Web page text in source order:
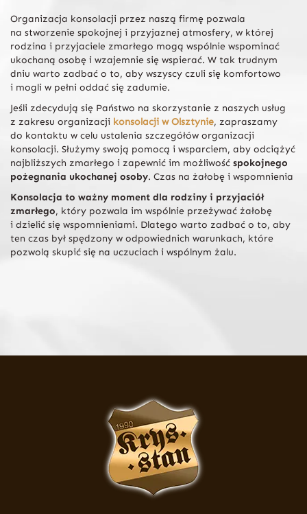
Organizacja konsolacji przez naszą firmę pozwala
na stworzenie spokojnej i przyjaznej atmosfery, w której
rodzina i przyjaciele zmarłego mogą wspólnie wspominać
ukochaną osobę i wzajemnie się wspierać. W tak trudnym
dniu warto zadbać o to, aby wszyscy czuli się komfortowo
i mogli w pełni oddać się zadumie.
Jeśli zdecydują się Państwo na skorzystanie z naszych usług
z zakresu organizacji konsolacji w Olsztynie, zapraszamy
do kontaktu w celu ustalenia szczegółów organizacji
konsolacji. Służymy swoją pomocą i wsparciem, aby odciążyć
najbliższych zmarłego i zapewnić im możliwość spokojnego
pożegnania ukochanej osoby. Czas na żałobę i wspomnienia
Konsolacja to ważny moment dla rodziny i przyjaciół
zmarłego, który pozwala im wspólnie przeżywać żałobę
i dzielić się wspomnieniami. Dlatego warto zadbać o to, aby
ten czas był spędzony w odpowiednich warunkach, które
pozwolą skupić się na uczuciach i wspólnym żalu.